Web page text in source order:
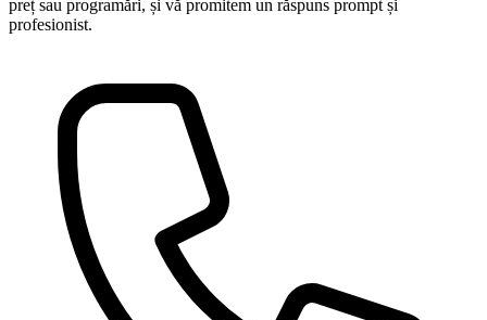
preț sau programări, și vă promitem un răspuns prompt și
profesionist.